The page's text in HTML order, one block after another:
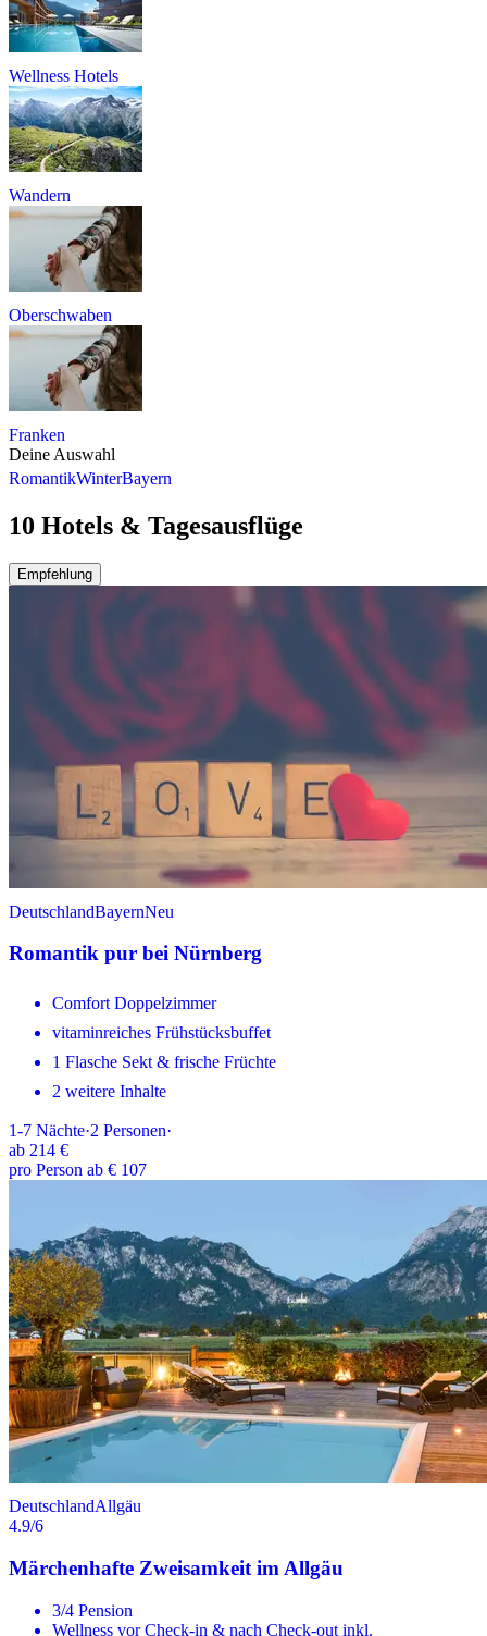
Wellness Hotels
Wandern
Oberschwaben
Franken
Deine Auswahl
RomantikWinterBayern
10 Hotels & Tagesausflüge
Empfehlung
DeutschlandBayernNeu
Romantik pur bei Nürnberg
Comfort Doppelzimmer
vitaminreiches Frühstücksbuffet
1 Flasche Sekt & frische Früchte
2 weitere Inhalte
1-7 Nächte·2 Personen·
ab 214 €
pro Person ab € 107
DeutschlandAllgäu
4.9/6
Märchenhafte Zweisamkeit im Allgäu
3/4 Pension
Wellness vor Check-in & nach Check-out inkl.